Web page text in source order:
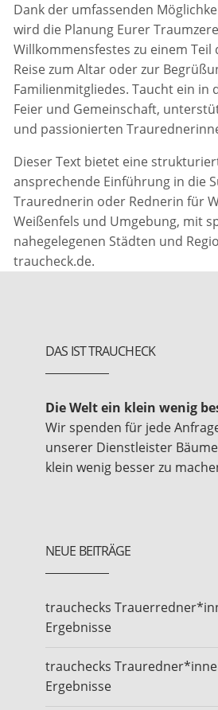
Dank der umfassenden
wird die Planung Eurer
Willkommensfestes zu einem
Reise zum Altar oder zur
Familienmitgliedes. Taucht ein in
Feier und Gemeinschaft,
und passionierten
Dieser Text bietet eine
ansprechende Einführung in die
Traurednerin oder Rednerin für
Weißenfels und Umgebung, mit
nahegelegenen Städten und
traucheck.de.
DAS IST TRAUCHECK
Die Welt ein klein wenig
Wir spenden für jede
unserer Dienstleister
klein wenig besser zu
NEUE BEITRÄGE
trauchecks
Ergebnisse
trauchecks
Ergebnisse